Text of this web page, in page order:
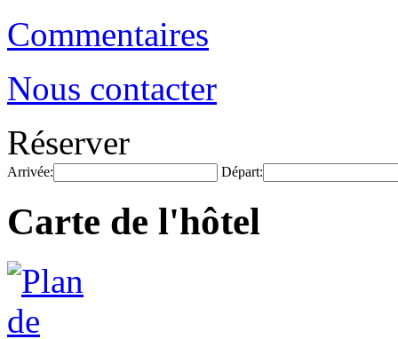
Commentaires
Nous contacter
Réserver
Arrivée: Départ:
Carte de l'hôtel